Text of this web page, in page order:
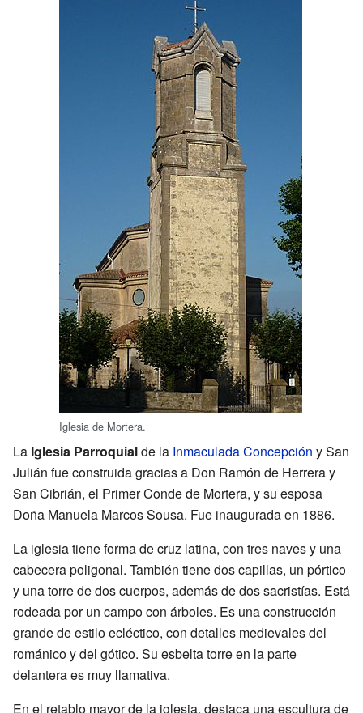
Iglesia de Mortera.
La Iglesia Parroquialde la Inmaculada Concepción y San
Julián fue construida gracias a Don Ramón de Herrera y
San Cibrián, el Primer Conde de Mortera, y su esposa
Doña Manuela Marcos Sousa. Fue inaugurada en 1886.
La iglesia tiene forma de cruz latina, con tres naves y una
cabecera poligonal. También tiene dos capillas, un pórtico
y una torre de dos cuerpos, además de dos sacristías. Está
rodeada por un campo con árboles. Es una construcción
grande de estilo ecléctico, con detalles medievales del
románico y del gótico. Su esbelta torre en la parte
delantera es muy llamativa.
En el retablo mayor de la iglesia, destaca una escultura de